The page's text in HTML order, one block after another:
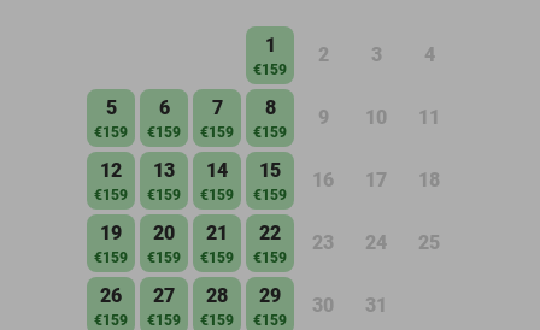
1
€159
2 3 4
5
€159
6
€159
7
€159
8
€159
9 10 11
12
€159
13
€159
14
€159
15
€159
16 17 18
19
€159
20
€159
21
€159
22
€159
23 24 25
26
€159
27
€159
28
€159
29
€159
30 31